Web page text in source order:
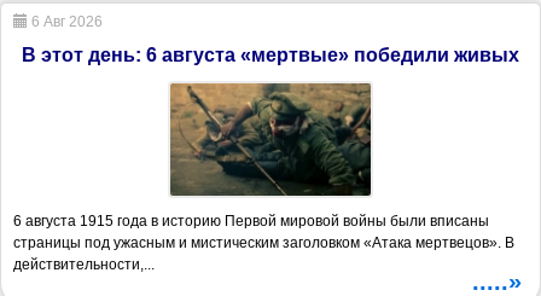
6 Авг 2026
В этот день: 6 августа «мертвые» победили живых
6 августа 1915 года в историю Первой мировой войны были вписаны
страницы под ужасным и мистическим заголовком «Атака мертвецов». В
действительности,...
.....»